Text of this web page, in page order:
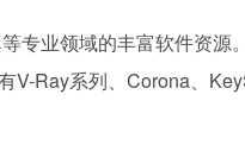
专业领域的丰富软件资
Ray系列、Corona、